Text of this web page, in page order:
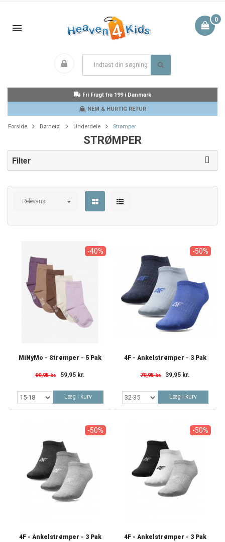
0
Fri Fragt fra 199 i Danmark
NEM & HURTIG RETUR
Forside Børnetøj Underdele Strømper
STRØMPER
Filter
Relevans
-40%
MiNyMo - Strømper - 5 Pak
99,95 kr. 59,95 kr.
Læg i kurv
-50%
4F - Ankelstrømper - 3 Pak
79,95 kr. 39,95 kr.
Læg i kurv
-50%
4F - Ankelstrømper - 3 Pak
-50%
4F - Ankelstrømper - 3 Pak